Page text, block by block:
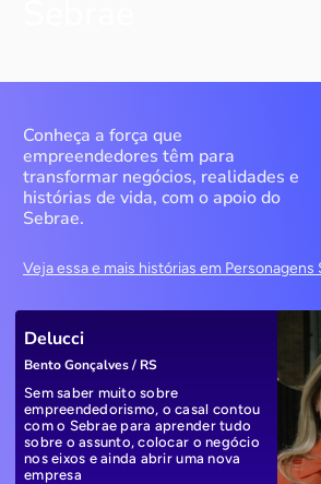
Conheça a força que
empreendedores têm para
transformar negócios, realidades e
histórias de vida, com o apoio do
Sebrae.
Veja essa e mais histórias em Personagens
Delucci
Bento Gonçalves / RS
Sem saber muito sobre
empreendedorismo, o casal contou
com o Sebrae para aprender tudo
sobre o assunto, colocar o negócio
nos eixos e ainda abrir uma nova
empresa